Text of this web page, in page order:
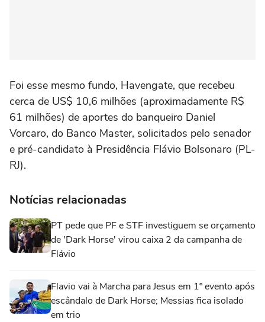
Foi esse mesmo fundo, Havengate, que recebeu
cerca de US$ 10,6 milhões (aproximadamente R$
61 milhões) de aportes do banqueiro Daniel
Vorcaro, do Banco Master, solicitados pelo senador
e pré-candidato à Presidência Flávio Bolsonaro (PL-
RJ).
Notícias relacionadas
PT pede que PF e STF investiguem se orçamento
de 'Dark Horse' virou caixa 2 da campanha de
Flávio
Flavio vai à Marcha para Jesus em 1º evento após
escândalo de Dark Horse; Messias fica isolado
em trio